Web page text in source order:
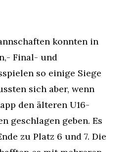
konnten in
Final- und
so einige Siege
sich aber, wenn
den älteren U16-
geschlagen geben. Es
zu Platz 6 und 7. Die